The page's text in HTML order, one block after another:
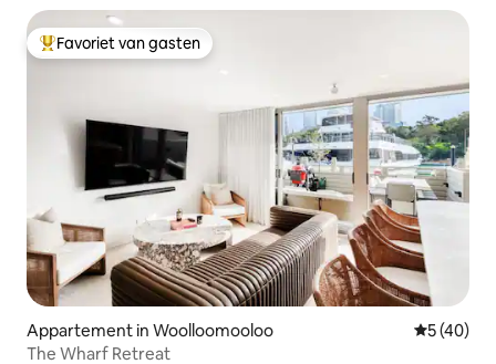
Topfavoriet van gasten
Favoriet van gasten
Appartement in Woolloomooloo
5 (40)
The Wharf Retreat